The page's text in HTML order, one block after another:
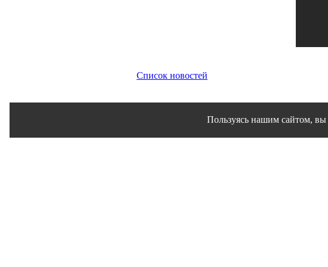
Список новостей
Пользуясь нашим сайтом, вы